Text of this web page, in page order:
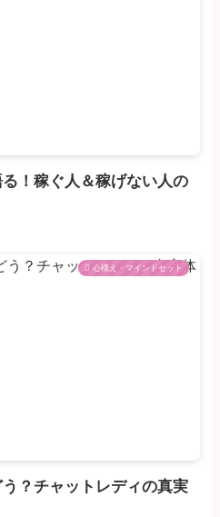
！稼ぐ人＆稼げない人の
心構え・マインドセット
？チャットレディの真実